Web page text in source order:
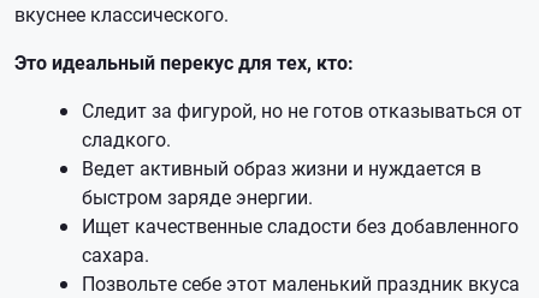
вкуснее классического.
Это идеальный перекус для тех, кто:
Следит за фигурой, но не готов отказываться от
сладкого.
Ведет активный образ жизни и нуждается в
быстром заряде энергии.
Ищет качественные сладости без добавленного
сахара.
Позвольте себе этот маленький праздник вкуса